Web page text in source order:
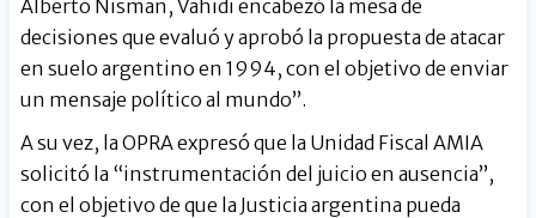
Alberto Nisman, Vahidi encabezó la mesa de
decisiones que evaluó y aprobó la propuesta de atacar
en suelo argentino en 1994, con el objetivo de enviar
un mensaje político al mundo”.
A su vez, la OPRA expresó que la Unidad Fiscal AMIA
solicitó la “instrumentación del juicio en ausencia”,
con el objetivo de que la Justicia argentina pueda